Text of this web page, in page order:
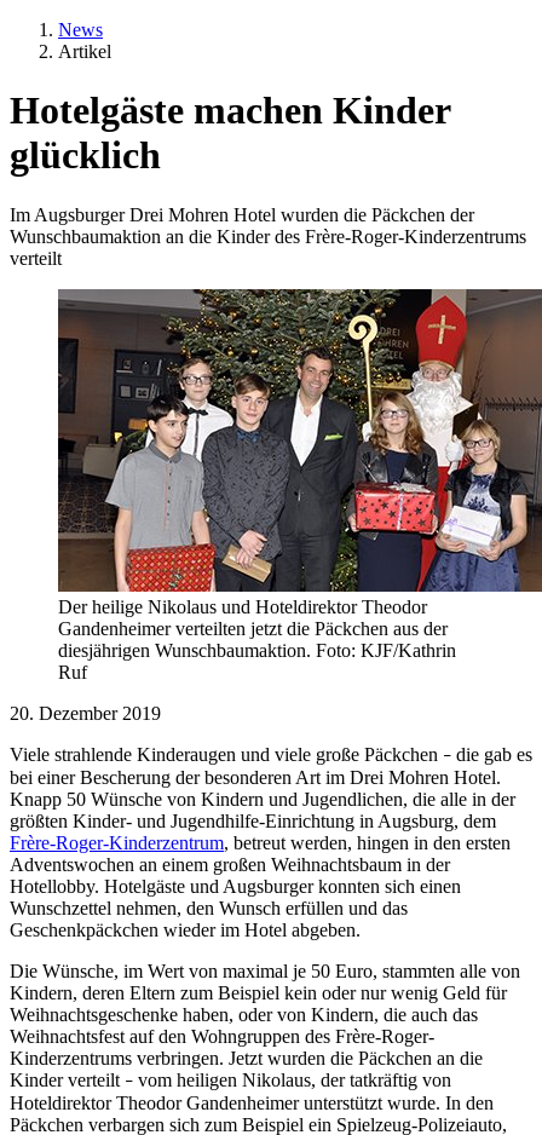
News
Artikel
Hotelgäste machen Kinder
glücklich
Im Augsburger Drei Mohren Hotel wurden die Päckchen der
Wunschbaumaktion an die Kinder des Frère-Roger-Kinderzentrums
verteilt
Der heilige Nikolaus und Hoteldirektor Theodor
Gandenheimer verteilten jetzt die Päckchen aus der
diesjährigen Wunschbaumaktion. Foto: KJF/Kathrin
Ruf
20. Dezember 2019
Viele strahlende Kinderaugen und viele große Päckchen – die gab es
bei einer Bescherung der besonderen Art im Drei Mohren Hotel.
Knapp 50 Wünsche von Kindern und Jugendlichen, die alle in der
größten Kinder- und Jugendhilfe-Einrichtung in Augsburg, dem
Frère-Roger-Kinderzentrum, betreut werden, hingen in den ersten
Adventswochen an einem großen Weihnachtsbaum in der
Hotellobby. Hotelgäste und Augsburger konnten sich einen
Wunschzettel nehmen, den Wunsch erfüllen und das
Geschenkpäckchen wieder im Hotel abgeben.
Die Wünsche, im Wert von maximal je 50 Euro, stammten alle von
Kindern, deren Eltern zum Beispiel kein oder nur wenig Geld für
Weihnachtsgeschenke haben, oder von Kindern, die auch das
Weihnachtsfest auf den Wohngruppen des Frère-Roger-
Kinderzentrums verbringen. Jetzt wurden die Päckchen an die
Kinder verteilt – vom heiligen Nikolaus, der tatkräftig von
Hoteldirektor Theodor Gandenheimer unterstützt wurde. In den
Päckchen verbargen sich zum Beispiel ein Spielzeug-Polizeiauto,